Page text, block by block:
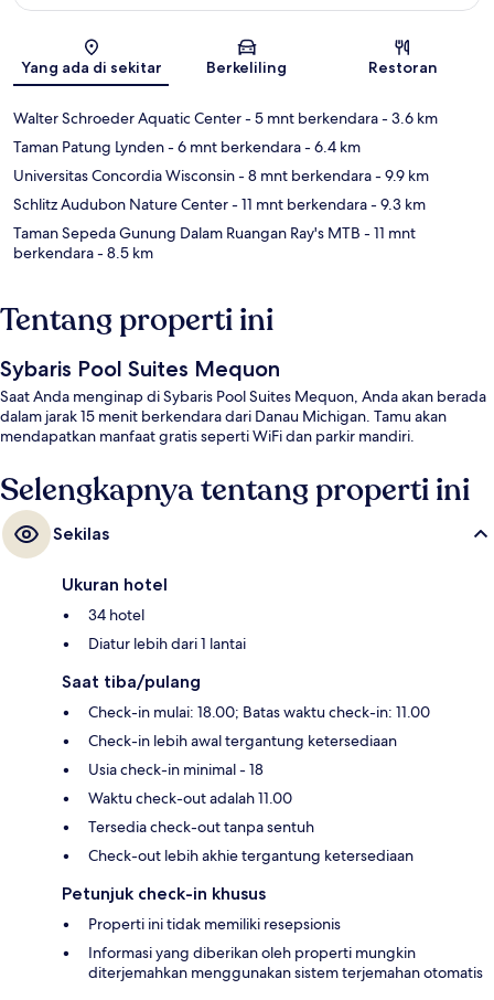
Peta
Yang ada di sekitar Berkeliling Restoran
Walter Schroeder Aquatic Center- 5 mnt berkendara- 3.6 km
Taman Patung Lynden- 6 mnt berkendara- 6.4 km
Universitas Concordia Wisconsin- 8 mnt berkendara- 9.9 km
Schlitz Audubon Nature Center- 11 mnt berkendara- 9.3 km
Taman Sepeda Gunung Dalam Ruangan Ray's MTB - 11 mnt
berkendara- 8.5 km
Tentang properti ini
Sybaris Pool Suites Mequon
Saat Anda menginap di Sybaris Pool Suites Mequon, Anda akan berada
dalam jarak 15 menit berkendara dari Danau Michigan. Tamu akan
mendapatkan manfaat gratis seperti WiFi dan parkir mandiri.
Selengkapnya tentang properti ini
Sekilas
Ukuran hotel
34 hotel
Diatur lebih dari 1 lantai
Saat tiba/pulang
Check-in mulai: 18.00; Batas waktu check-in: 11.00
Check-in lebih awal tergantung ketersediaan
Usia check-in minimal - 18
Waktu check-out adalah 11.00
Tersedia check-out tanpa sentuh
Check-out lebih akhie tergantung ketersediaan
Petunjuk check-in khusus
Properti ini tidak memiliki resepsionis
Informasi yang diberikan oleh properti mungkin
diterjemahkan menggunakan sistem terjemahan otomatis